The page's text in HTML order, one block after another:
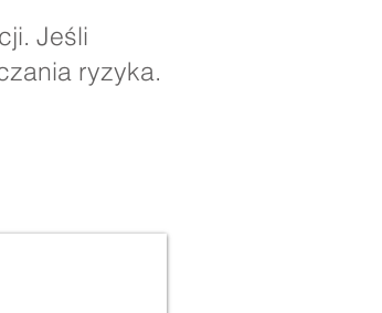
Jeśli
ryzyka.